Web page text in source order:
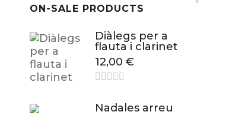
ON-SALE PRODUCTS
Diàlegs per a
flauta i clarinet
12,00 €
Nadales arreu